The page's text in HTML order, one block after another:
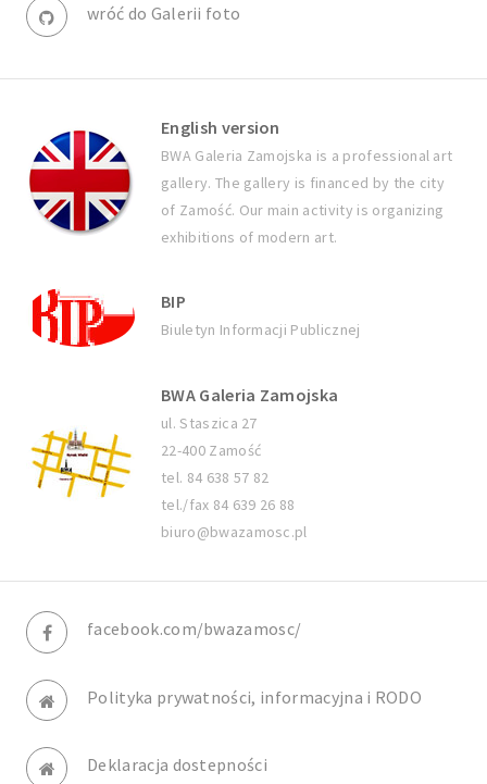
wróć do Galerii foto
English version
BWA Galeria Zamojska is a professional art
gallery. The gallery is financed by the city
of Zamość. Our main activity is organizing
exhibitions of modern art.
BIP
Biuletyn Informacji Publicznej
BWA Galeria Zamojska
ul. Staszica 27
22-400 Zamość
tel. 84 638 57 82
tel./fax 84 639 26 88
biuro@bwazamosc.pl
facebook.com/bwazamosc/
Polityka prywatności, informacyjna i RODO
Deklaracja dostepności